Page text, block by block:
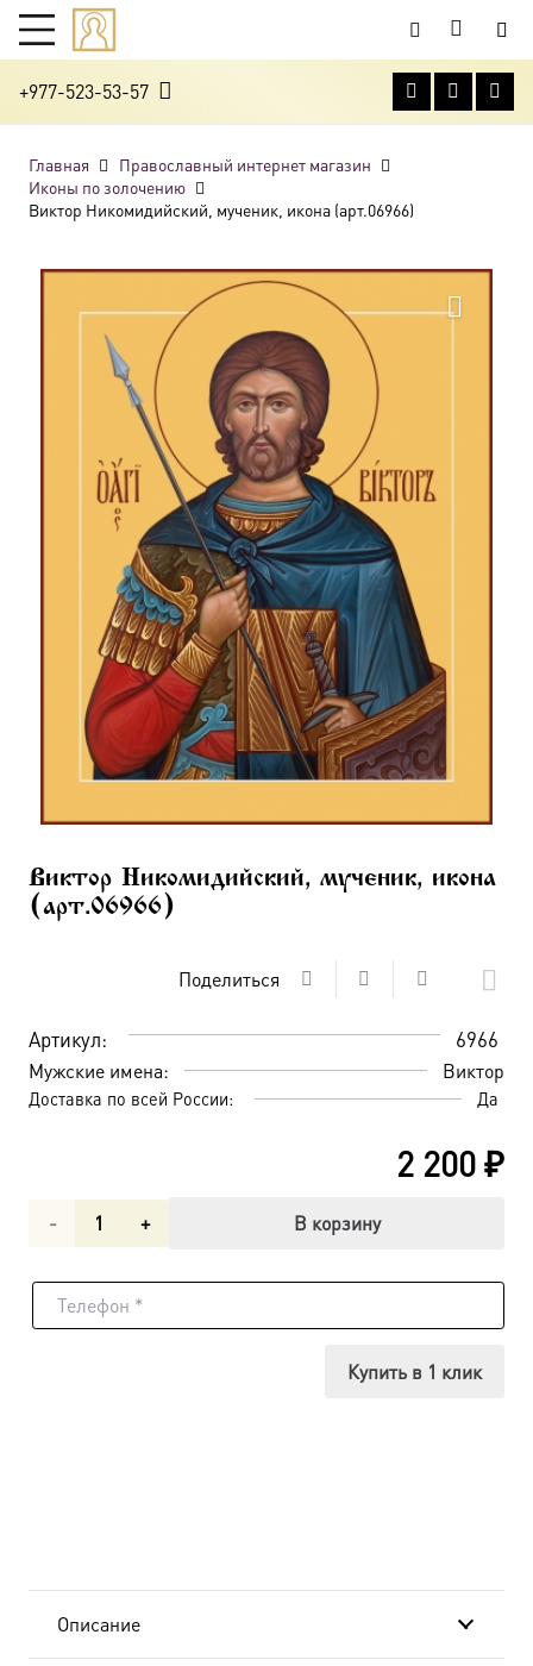
+977-523-53-57
Главная
Православный интернет магазин
Иконы по золочению
Виктор Никомидийский, мученик, икона (арт.06966)
Виктор Никомидийский, мученик, икона
(арт.06966)
Поделиться
Артикул: 6966
Мужские имена: Виктор
Доставка по всей России: Да
2 200₽
Количество
Виктор
В корзину
Купить в 1 клик
Описание